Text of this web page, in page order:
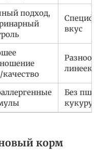
подход,
вкус
качество
линеек
Без
корм